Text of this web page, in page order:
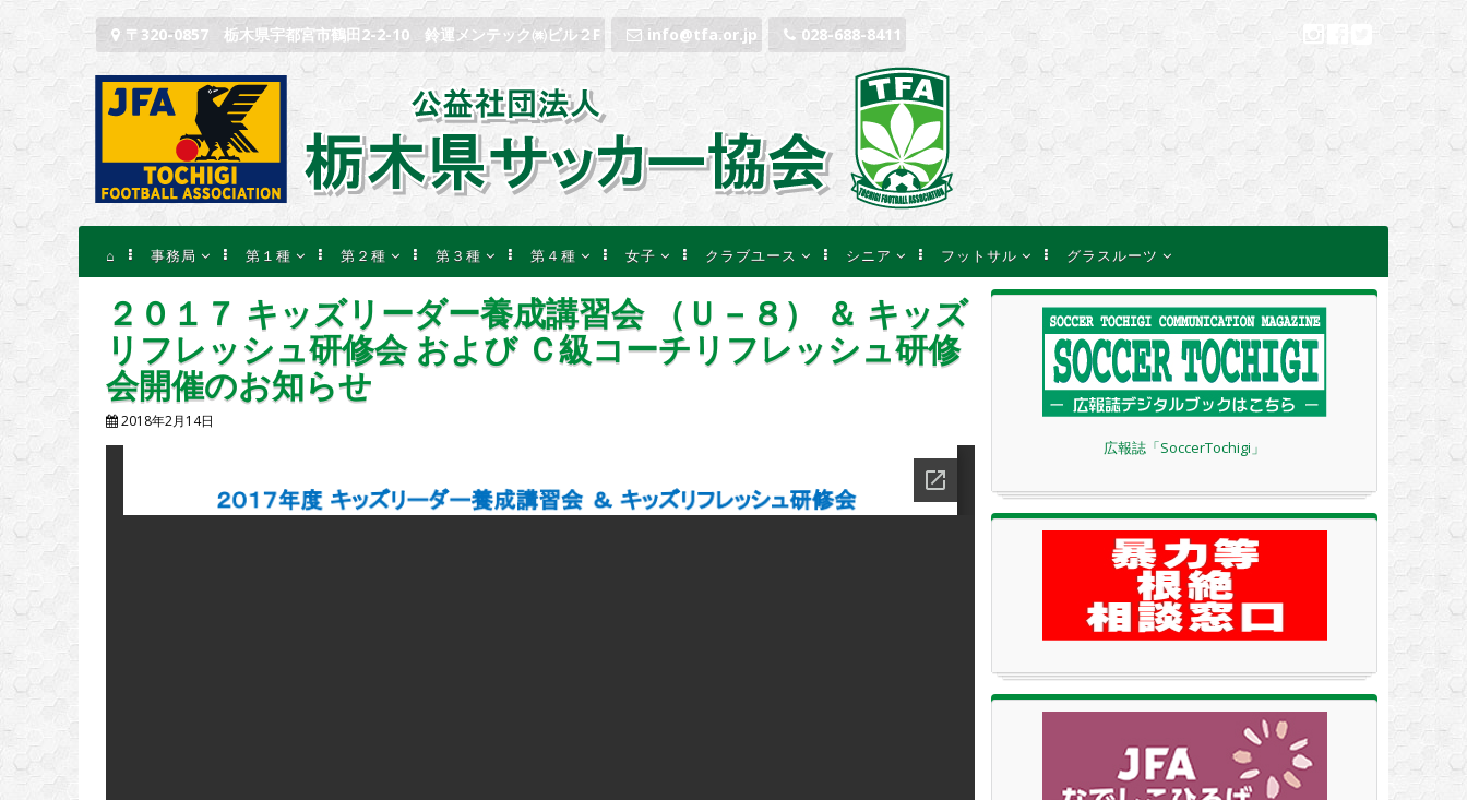
コンテンツへスキップ
〒320-0857 栃木県宇都宮市鶴田2-2-10 鈴運メンテック㈱ビル２F info@tfa.or.jp 028-688-8411
⌂ 事務局
協会概要
役員組織
賛助会員
理念･ビジョン･バリュ
第１種
大会等のお知らせ
試合結果速報
第２種
大会等のお知らせ
試合結果速報
第３種
大会等のお知らせ
試合結果速報
第４種
大会等のお知らせ
試合結果速報
女子
大会等のお知らせ
試合結果速報
クラブユース
記事一覧
試合結果速報
シニア
大会等のお知らせ
試合結果速報
フットサル
記事一覧
大会等のお知らせ
試合結果速報
２０２４年度 定期総会
グラスルーツ
フェスティバルのご案
内
キッズリーダー講習会
のご案内
巡回指導について
２０１７ キッズリーダー養成講習会 （Ｕ－８） ＆ キッズ
リフレッシュ研修会 および Ｃ級コーチリフレッシュ研修
会開催のお知らせ
2018年2月14日
広報誌「SoccerTochigi」